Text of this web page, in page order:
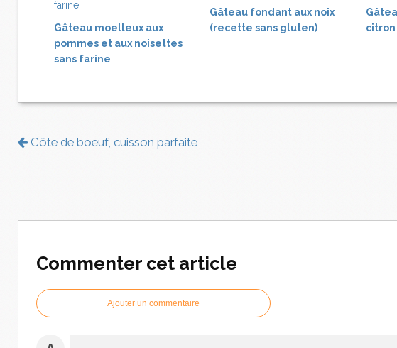
Gâteau moelleux aux
pommes et aux noisettes
sans farine
Gâteau fondant aux noix
(recette sans gluten)
Côte de boeuf, cuisson parfaite
Commenter cet article
Ajouter un commentaire